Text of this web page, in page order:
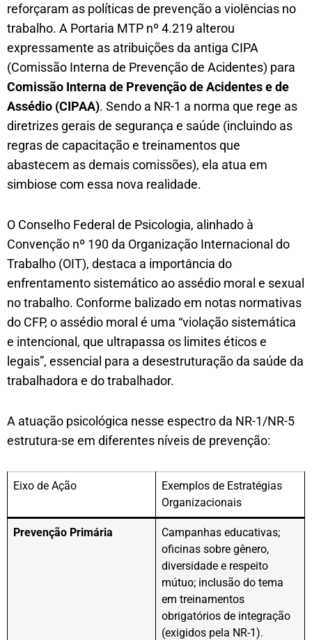
reforçaram as políticas de prevenção a violências no
trabalho. A Portaria MTP nº 4.219 alterou
expressamente as atribuições da antiga CIPA
(Comissão Interna de Prevenção de Acidentes) para
Comissão Interna de Prevenção de Acidentes e de
Assédio (CIPAA). Sendo a NR-1 a norma que rege as
diretrizes gerais de segurança e saúde (incluindo as
regras de capacitação e treinamentos que
abastecem as demais comissões), ela atua em
simbiose com essa nova realidade.
O Conselho Federal de Psicologia, alinhado à
Convenção nº 190 da Organização Internacional do
Trabalho (OIT), destaca a importância do
enfrentamento sistemático ao assédio moral e sexual
no trabalho. Conforme balizado em notas normativas
do CFP, o assédio moral é uma “violação sistemática
e intencional, que ultrapassa os limites éticos e
legais”, essencial para a desestruturação da saúde da
trabalhadora e do trabalhador.
A atuação psicológica nesse espectro da NR-1/NR-5
estrutura-se em diferentes níveis de prevenção:
Eixo de Ação
Exemplos de Estratégias
Organizacionais
Prevenção Primária
Campanhas educativas;
oficinas sobre gênero,
diversidade e respeito
mútuo; inclusão do tema
em treinamentos
obrigatórios de integração
(exigidos pela NR-1).